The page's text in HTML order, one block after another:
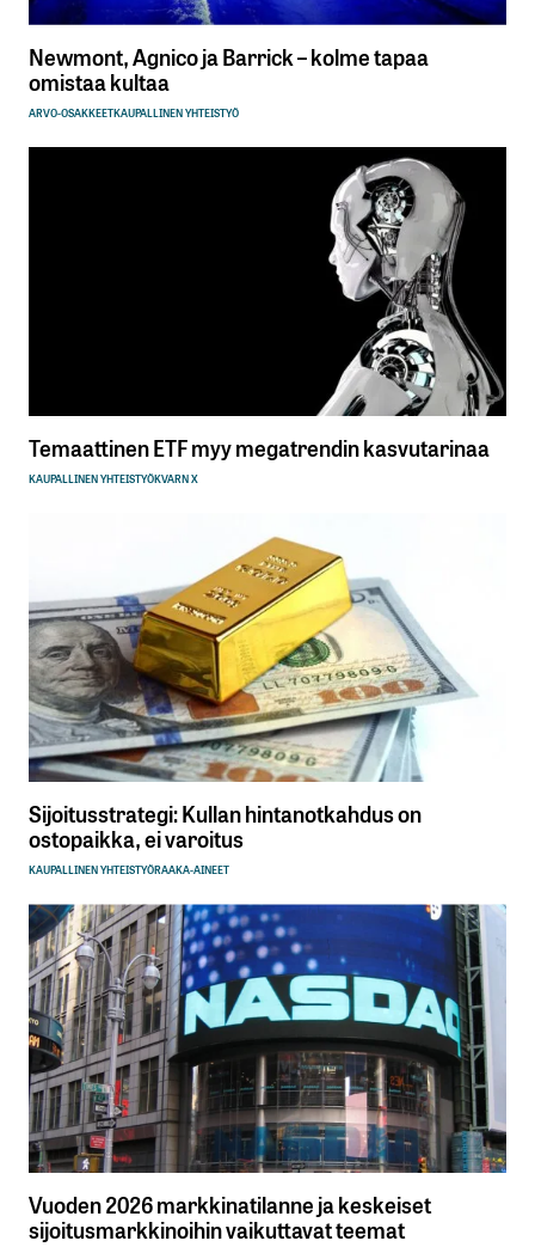
Newmont, Agnico ja Barrick – kolme tapaa
omistaa kultaa
ARVO-OSAKKEETKAUPALLINEN YHTEISTYÖ
Temaattinen ETF myy megatrendin kasvutarinaa
KAUPALLINEN YHTEISTYÖKVARN X
Sijoitusstrategi: Kullan hintanotkahdus on
ostopaikka, ei varoitus
KAUPALLINEN YHTEISTYÖRAAKA-AINEET
Vuoden 2026 markkinatilanne ja keskeiset
sijoitusmarkkinoihin vaikuttavat teemat